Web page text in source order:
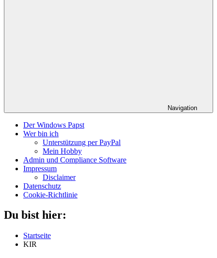
Navigation
Der Windows Papst
Wer bin ich
Unterstützung per PayPal
Mein Hobby
Admin und Compliance Software
Impressum
Disclaimer
Datenschutz
Cookie-Richtlinie
Du bist hier:
Startseite
KIR